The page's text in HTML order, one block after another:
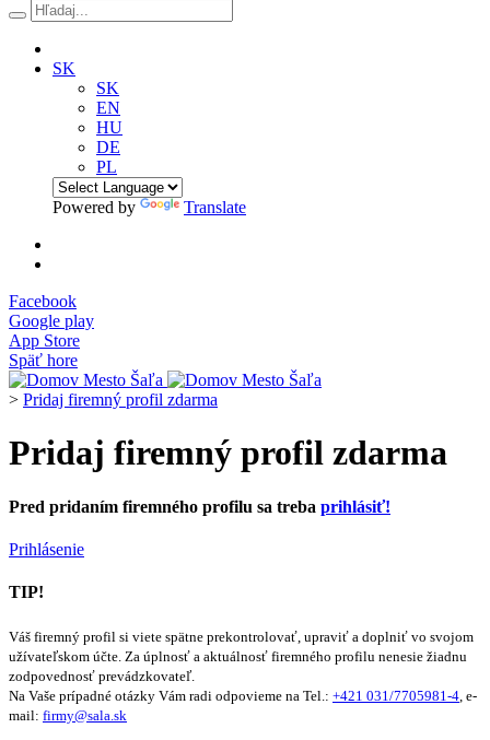
SK
SK
EN
HU
DE
PL
Powered by Translate
Facebook
Google play
App Store
Späť hore
> Pridaj firemný profil zdarma
Pridaj firemný profil zdarma
Pred pridaním firemného profilu sa treba prihlásiť!
Prihlásenie
TIP!
Váš firemný profil si viete spätne prekontrolovať, upraviť a doplniť vo svojom
užívateľskom účte. Za úplnosť a aktuálnosť firemného profilu nenesie žiadnu
zodpovednosť prevádzkovateľ.
Na Vaše prípadné otázky Vám radi odpovieme na Tel.: +421 031/7705981-4 , e-
mail: firmy@sala.sk